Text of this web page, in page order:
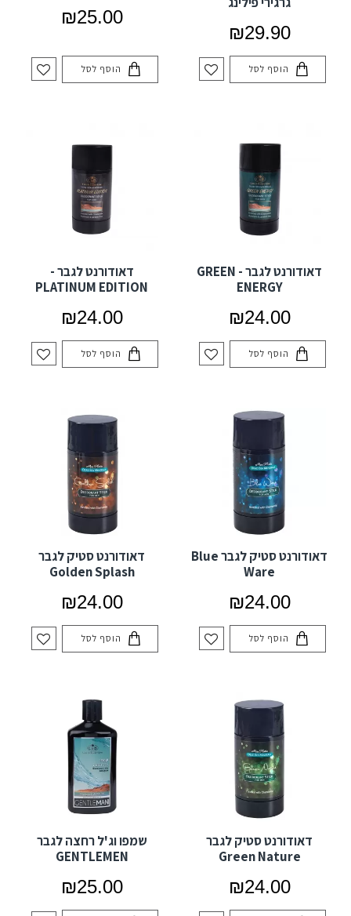
₪29.90
הוסף לסל
₪25.00
הוסף לסל
דאודורנט לגבר - GREEN
ENERGY
₪24.00
הוסף לסל
דאודורנט לגבר -
PLATINUM EDITION
₪24.00
הוסף לסל
דאודורנט סטיק לגבר Blue
Ware
₪24.00
הוסף לסל
דאודורנט סטיק לגבר
Golden Splash
₪24.00
הוסף לסל
דאודורנט סטיק לגבר
Green Nature
₪24.00
שמפו וג'ל רחצה לגבר
GENTLEMEN
₪25.00